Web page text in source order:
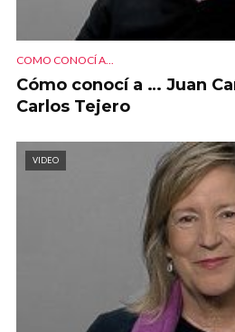
COMO CONOCÍ A...
Cómo conocí a … Juan
Carlos Tejero
VIDEO